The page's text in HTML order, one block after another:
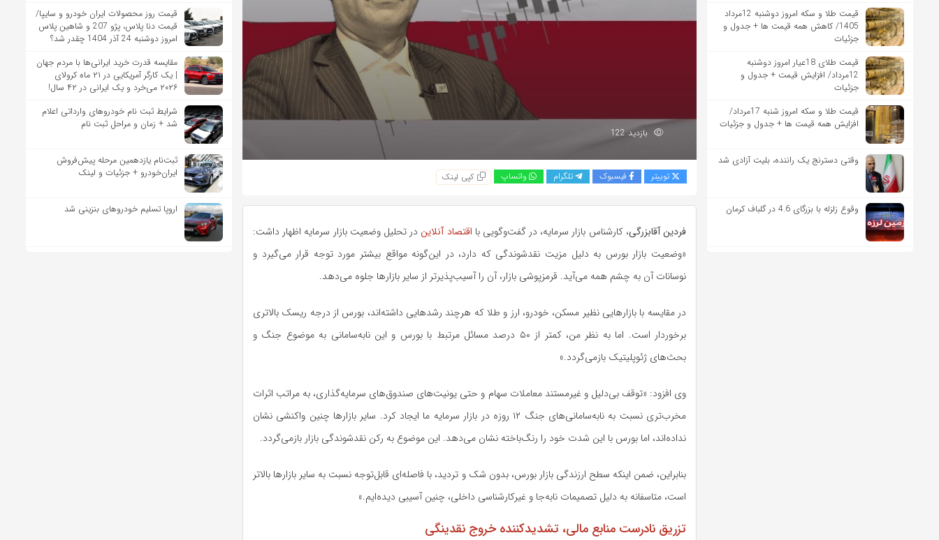
قیمت طلا و سکه امروز دوشنبه 12مرداد
1405/ کاهش همه قیمت ها + جدول و
جزئیات
قیمت طلای 18عیار امروز دوشنبه
12مرداد/ افزایش قیمت + جدول و
جزئیات
قیمت طلا و سکه امروز شنبه 17مرداد/
افزایش همه قیمت ها + جدول و جزئیات
وقتی دسترنج یک راننده، بلیت آزادی شد
وقوع زلزله با بزرگای 4.6 در گلباف کرمان
بازدید 122
توییتر فیسبوک تلگرام واتساپ کپی لینک
فردین آقابزرگی، کارشناس بازار سرمایه، در گفت‌وگویی با اقتصاد آنلاین در تحلیل وضعیت بازار سرمایه اظهار داشت:
«وضعیت بازار بورس به دلیل مزیت نقدشوندگی که دارد، در این‌گونه مواقع بیشتر مورد توجه قرار می‌گیرد و
نوسانات آن به چشم همه می‌آید. قرمزپوشی بازار، آن را آسیب‌پذیرتر از سایر بازارها جلوه می‌دهد.
در مقایسه با بازارهایی نظیر مسکن، خودرو، ارز و طلا که هرچند رشدهایی داشته‌اند، بورس از درجه ریسک بالاتری
برخوردار است. اما به نظر من، کمتر از ۵۰ درصد مسائل مرتبط با بورس و این نابه‌سامانی به موضوع جنگ و
بحث‌های ژئوپلیتیک بازمی‌گردد.
»
وی افزود: «توقف بی‌دلیل و غیرمستند معاملات سهام و حتی یونیت‌های صندوق‌های سرمایه‌گذاری، به مراتب اثرات
مخرب‌تری نسبت به نابه‌سامانی‌های جنگ ۱۲ روزه در بازار سرمایه ما ایجاد کرد. سایر بازارها چنین واکنشی نشان
نداده‌اند، اما بورس با این شدت خود را رنگ‌باخته نشان می‌دهد. این موضوع به رکن نقدشوندگی بازار بازمی‌گردد.
بنابراین، ضمن اینکه سطح ارزندگی بازار بورس، بدون شک و تردید، با فاصله‌ای قابل‌توجه نسبت به سایر بازارها بالاتر
است، متاسفانه به دلیل تصمیمات نابه‌جا و غیرکارشناسی داخلی، چنین آسیبی دیده‌ایم.
»
تزریق نادرست منابع مالی، تشدیدکننده خروج نقدینگی
قیمت روز محصولات ایران خودرو و سایپا/
قیمت دنا پلاس، پژو 207 و شاهین پلاس
امروز دوشنبه 24 آذر 1404 چقدر شد؟
مقایسه قدرت خرید ایرانی‌ها با مردم جهان
| یک کارگر آمریکایی در ۲۱ ماه کرولای
۲۰۲۶ می‌خرد و یک ایرانی در ۴۲ سال!
شرایط ثبت نام خودروهای وارداتی اعلام
شد + زمان و مراحل ثبت نام
ثبت‌نام یازدهمین مرحله پیش‌فروش
ایران‌خودرو + جزئیات و لینک
اروپا تسلیم خودروهای بنزینی شد